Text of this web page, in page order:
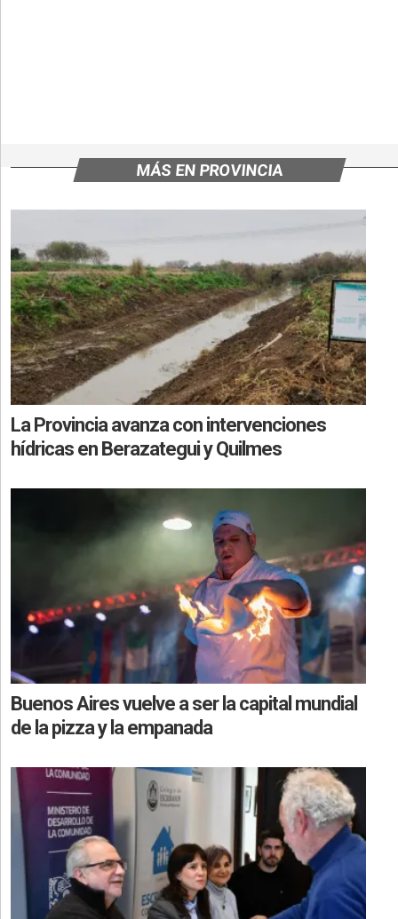
MÁS EN PROVINCIA
La Provincia avanza con intervenciones
hídricas en Berazategui y Quilmes
Buenos Aires vuelve a ser la capital mundial
de la pizza y la empanada